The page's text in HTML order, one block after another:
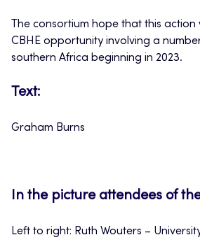
The consortium hope that this
CBHE opportunity involving a
southern Africa beginning in 2023.
Text:
Graham Burns
In the picture attendees of
Left to right: Ruth Wouters –